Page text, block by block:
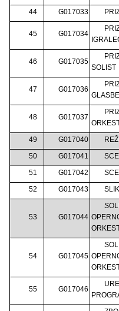
44 G017033
45 G017034
46 G017035
SOLIST
47 G017036
48 G017037
49 G017040
50
G017041
51
G017042
52
G017043
53 G017044
54 G017045
55 G017046